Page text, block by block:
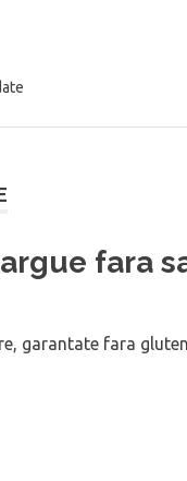
fara
garantate fara